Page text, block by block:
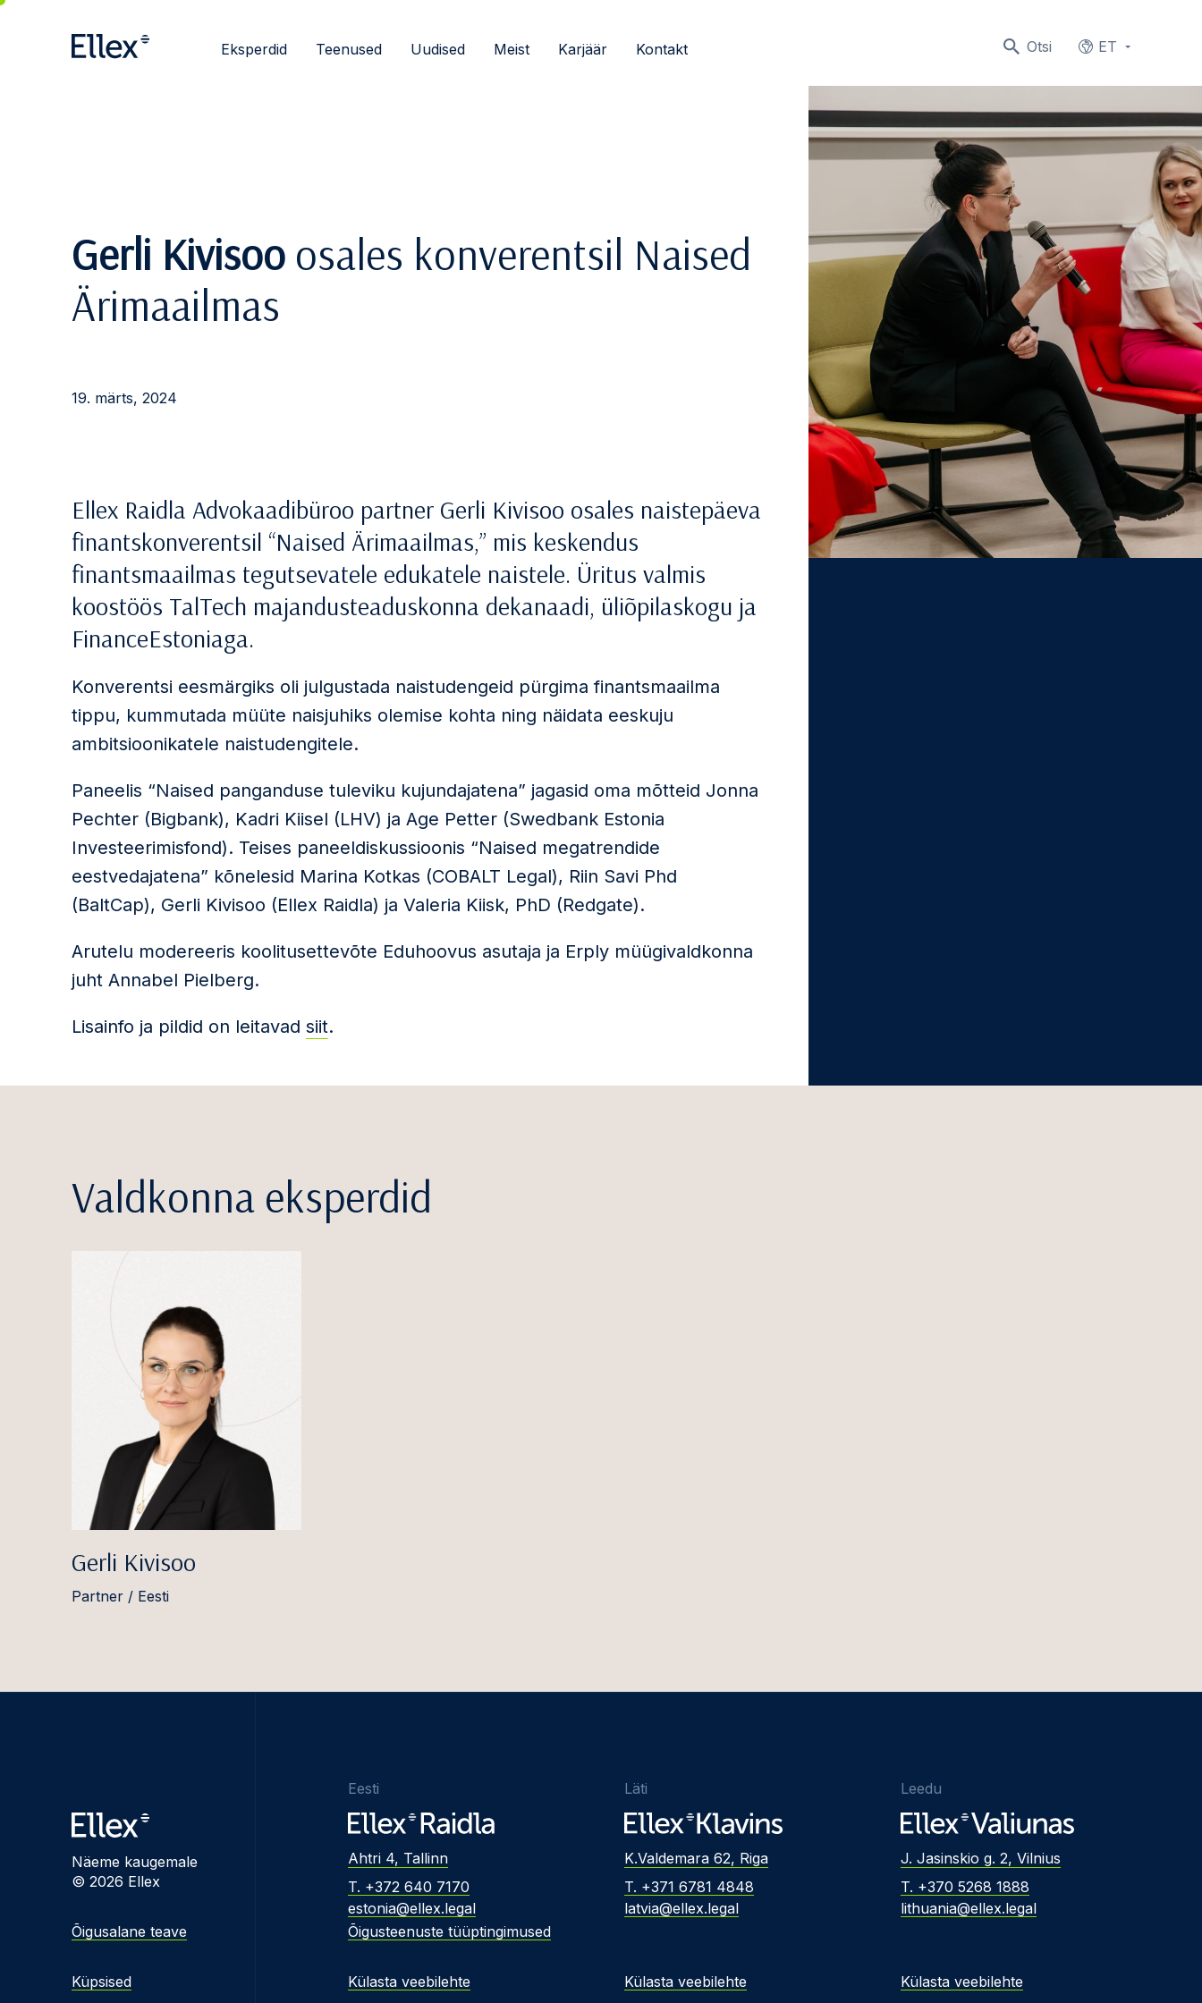
Otsi ET
Eksperdid Teenused Uudised Meist Karjäär Kontakt
Gerli Kivisoo osales konverentsil Naised
Ärimaailmas
19. märts, 2024
Ellex Raidla Advokaadibüroo partner Gerli Kivisoo osales naistepäeva
finantskonverentsil “Naised Ärimaailmas,” mis keskendus
finantsmaailmas tegutsevatele edukatele naistele. Üritus valmis
koostöös TalTech majandusteaduskonna dekanaadi, üliõpilaskogu ja
FinanceEstoniaga.
Konverentsi eesmärgiks oli julgustada naistudengeid pürgima finantsmaailma
tippu, kummutada müüte naisjuhiks olemise kohta ning näidata eeskuju
ambitsioonikatele naistudengitele.
Paneelis “Naised panganduse tuleviku kujundajatena” jagasid oma mõtteid Jonna
Pechter (Bigbank), Kadri Kiisel (LHV) ja Age Petter (Swedbank Estonia
Investeerimisfond). Teises paneeldiskussioonis “Naised megatrendide
eestvedajatena” kõnelesid Marina Kotkas (COBALT Legal), Riin Savi Phd
(BaltCap), Gerli Kivisoo (Ellex Raidla) ja Valeria Kiisk, PhD (Redgate).
Arutelu modereeris koolitusettevõte Eduhoovus asutaja ja Erply müügivaldkonna
juht Annabel Pielberg.
Lisainfo ja pildid on leitavad siit.
Valdkonna eksperdid
Gerli Kivisoo
Partner / Eesti
Näeme kaugemale
© 2026 Ellex
Õigusalane teave
Küpsised
Eesti
Ahtri 4, Tallinn
T. +372 640 7170
estonia@ellex.legal
Õigusteenuste tüüptingimused
Külasta veebilehte
Läti
K.Valdemara 62, Riga
T. +371 6781 4848
latvia@ellex.legal
Külasta veebilehte
Leedu
J. Jasinskio g. 2, Vilnius
T. +370 5268 1888
lithuania@ellex.legal
Külasta veebilehte